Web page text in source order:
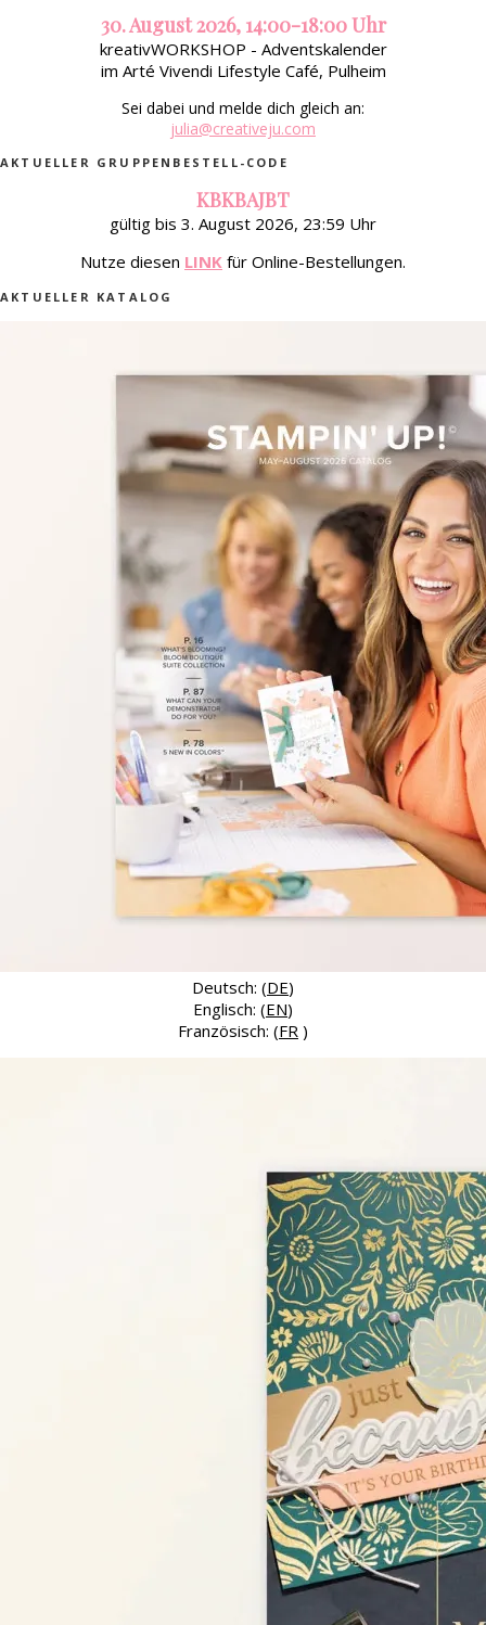
30. August 2026, 14:00-18:00 Uhr
kreativWORKSHOP - Adventskalender
im Arté Vivendi Lifestyle Café, Pulheim
Sei dabei und melde dich gleich an:
julia@creativeju.com
AKTUELLER GRUPPENBESTELL-CODE
KBKBAJBT
gültig bis 3. August 2026, 23:59 Uhr
Nutze diesen LINK für Online-Bestellungen.
AKTUELLER KATALOG
Deutsch: (DE)
Englisch: (EN)
Französisch: (FR )